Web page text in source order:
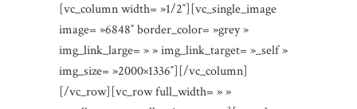
[vc_column width= »1/2″][vc_single_image
image= »6848″ border_color= »grey »
img_link_large= » » img_link_target= »_self »
img_size= »2000×1336″][/vc_column]
[/vc_row][vc_row full_width= » »